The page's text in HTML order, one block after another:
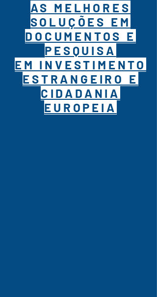
AS MELHORES
SOLUÇÕES EM
DOCUMENTOS E
PESQUISA
EM INVESTIMENTO
ESTRANGEIRO E
CIDADANIA
EUROPEIA